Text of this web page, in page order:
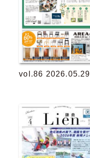
vol.86 2026.05.29